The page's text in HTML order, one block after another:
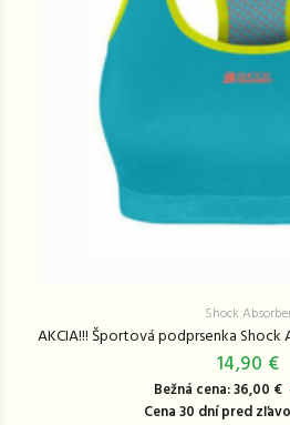
Shock
AKCIA!!! Športová podprsenka
14,90 €
Bežná cena: 36,00 €
Cena 30 dní pred